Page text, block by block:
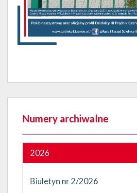
Numery archiwalne
2026
Biuletyn nr 2/2026